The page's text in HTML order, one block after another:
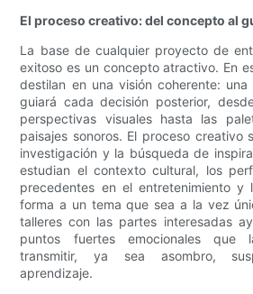
El proceso creativo: del concepto al
La base de cualquier proyecto de
exitoso es un concepto atractivo. En
destilan en una visión coherente:
guiará cada decisión posterior,
perspectivas visuales hasta las
paisajes sonoros. El proceso creativo
investigación y la búsqueda de
estudian el contexto cultural, los
precedentes en el entretenimiento y
forma a un tema que sea a la vez
talleres con las partes interesadas
puntos fuertes emocionales que
transmitir, ya sea asombro,
aprendizaje.